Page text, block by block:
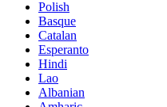
Polish
Basque
Catalan
Esperanto
Hindi
Lao
Albanian